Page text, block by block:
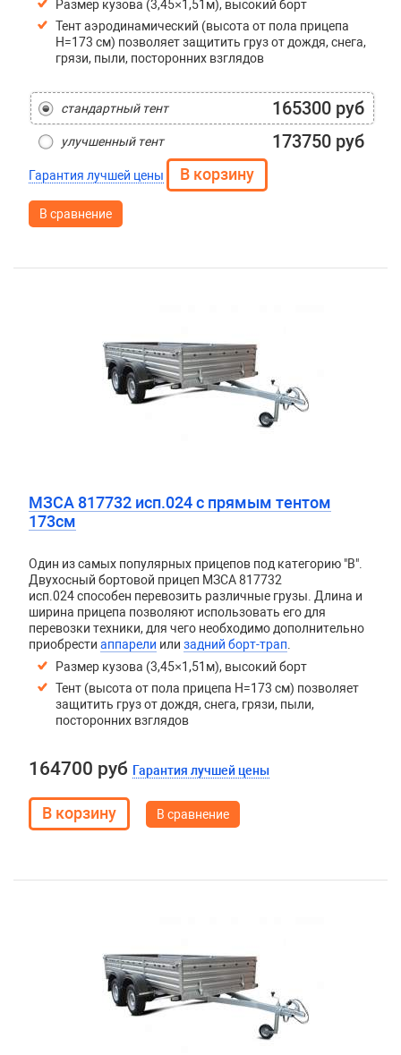
Размер кузова (3,45×1,51м), высокий борт
Тент аэродинамический (высота от пола прицепа
H=173 см) позволяет защитить груз от дождя, снега,
грязи, пыли, посторонних взглядов
стандартный тент 165300 руб
улучшенный тент 173750 руб
Гарантия лучшей цены
В сравнение
МЗСА 817732 исп.024 с прямым тентом
173см
Один из самых популярных прицепов под категорию "В".
Двухосный бортовой прицеп МЗСА 817732
исп.024способен перевозить различные грузы. Длина и
ширина прицепа позволяют использовать его для
перевозки техники, для чего необходимо дополнительно
приобрести аппарели или задний борт-трап
Размер кузова (3,45×1,51м), высокий борт
Тент (высота от пола прицепа H=173 см) позволяет
защитить груз от дождя, снега, грязи, пыли,
посторонних взглядов
164700 руб Гарантия лучшей цены
В сравнение